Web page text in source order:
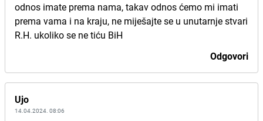
odnos imate prema nama, takav odnos ćemo mi imati
prema vama i na kraju, ne miješajte se u unutarnje stvari
R.H. ukoliko se ne tiću BiH
Odgovori
Ujo
14.04.2024. 08:06